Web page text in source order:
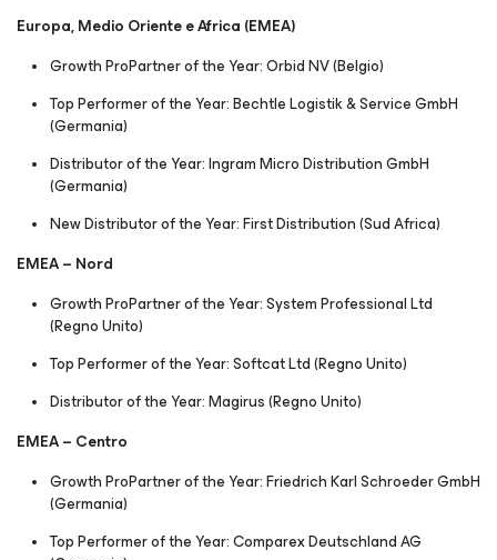
Europa, Medio Oriente e Africa (EMEA)
Growth ProPartner of the Year: Orbid NV (Belgio)
Top Performer of the Year: Bechtle Logistik & Service GmbH
(Germania)
Distributor of the Year: Ingram Micro Distribution GmbH
(Germania)
New Distributor of the Year: First Distribution (Sud Africa)
EMEA – Nord
Growth ProPartner of the Year: System Professional Ltd
(Regno Unito)
Top Performer of the Year: Softcat Ltd (Regno Unito)
Distributor of the Year: Magirus (Regno Unito)
EMEA – Centro
Growth ProPartner of the Year: Friedrich Karl Schroeder GmbH
(Germania)
Top Performer of the Year: Comparex Deutschland AG